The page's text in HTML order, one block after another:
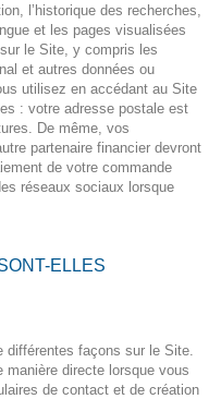
l’historique des recherches,
et les pages visualisées
le Site, y compris les
et autres données ou
utilisez en accédant au Site
: votre adresse postale est
De même, vos
partenaire financier devront
de votre commande
réseaux sociaux lorsque
ELLES
différentes façons sur le Site.
manière directe lorsque vous
de contact et de création